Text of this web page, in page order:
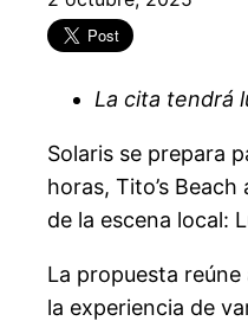
La cita tendrá
Solaris se prepara
horas, Tito’s
de la escena local:
La propuesta
la experiencia de